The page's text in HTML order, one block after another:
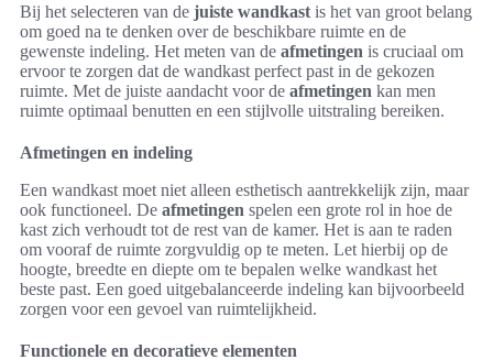
Bij het selecteren van de juiste wandkast is het van groot belang
om goed na te denken over de beschikbare ruimte en de
gewenste indeling. Het meten van de afmetingen is cruciaal om
ervoor te zorgen dat de wandkast perfect past in de gekozen
ruimte. Met de juiste aandacht voor de afmetingen kan men
ruimte optimaal benutten en een stijlvolle uitstraling bereiken.
Afmetingen en indeling
Een wandkast moet niet alleen esthetisch aantrekkelijk zijn, maar
ook functioneel. De afmetingen spelen een grote rol in hoe de
kast zich verhoudt tot de rest van de kamer. Het is aan te raden
om vooraf de ruimte zorgvuldig op te meten. Let hierbij op de
hoogte, breedte en diepte om te bepalen welke wandkast het
beste past. Een goed uitgebalanceerde indeling kan bijvoorbeeld
zorgen voor een gevoel van ruimtelijkheid.
Functionele en decoratieve elementen